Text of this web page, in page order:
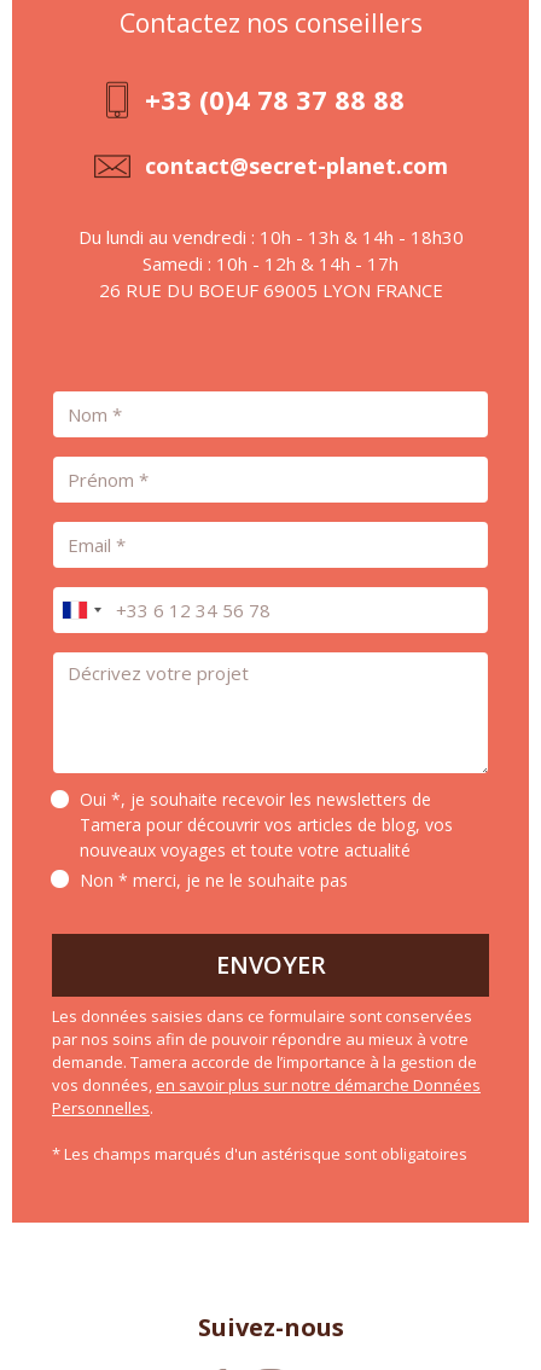
Contactez nos conseillers
+33 (0)4 78 37 88 88
contact@secret-planet.com
Du lundi au vendredi : 10h - 13h & 14h - 18h30
Samedi : 10h - 12h & 14h - 17h
26 RUE DU BOEUF 69005 LYON FRANCE
Nom
Prénom
Email
Téléphone
Message *
Oui *, je souhaite recevoir les newsletters de
Tamera pour découvrir vos articles de blog, vos
nouveaux voyages et toute votre actualité
Non * merci, je ne le souhaite pas
ENVOYER
Les données saisies dans ce formulaire sont conservées
par nos soins afin de pouvoir répondre au mieux à votre
demande. Tamera accorde de l’importance à la gestion de
vos données, en savoir plus sur notre démarche Données
Personnelles.
* Les champs marqués d'un astérisque sont obligatoires
Suivez-nous